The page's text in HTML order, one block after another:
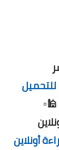
للتحميل
أونلاين